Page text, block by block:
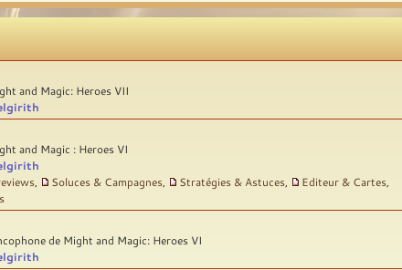
and Magic: Heroes VII
and Magic : Heroes VI
Soluces & Campagnes Stratégies & Astuces Editeur & Cartes
de Might and Magic: Heroes VI